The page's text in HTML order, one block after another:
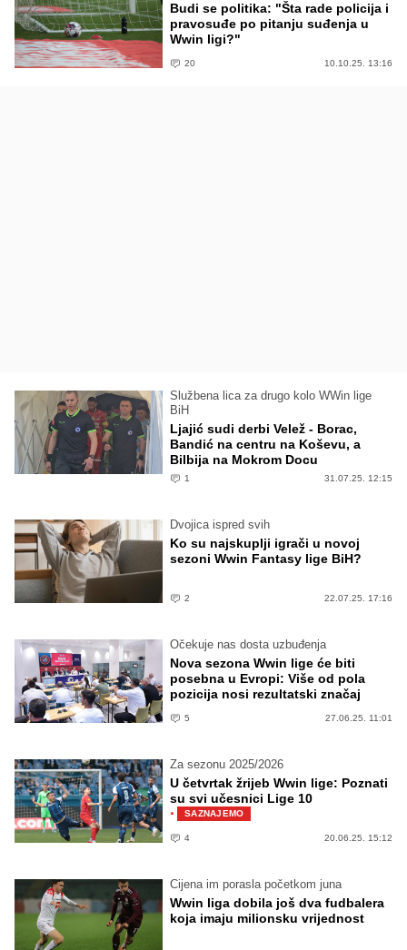
Budi se politika: "Šta rade policija i
pravosuđe po pitanju suđenja u
Wwin ligi?"
20 10.10.25. 13:16
Službena lica za drugo kolo WWin lige
BiH
Ljajić sudi derbi Velež - Borac,
Bandić na centru na Koševu, a
Bilbija na Mokrom Docu
1 31.07.25. 12:15
Dvojica ispred svih
Ko su najskuplji igrači u novoj
sezoni Wwin Fantasy lige BiH?
2 22.07.25. 17:16
Očekuje nas dosta uzbuđenja
Nova sezona Wwin lige će biti
posebna u Evropi: Više od pola
pozicija nosi rezultatski značaj
5 27.06.25. 11:01
Za sezonu 2025/2026
U četvrtak žrijeb Wwin lige: Poznati
su svi učesnici Lige 10
· SAZNAJEMO
4 20.06.25. 15:12
Cijena im porasla početkom juna
Wwin liga dobila još dva fudbalera
koja imaju milionsku vrijednost